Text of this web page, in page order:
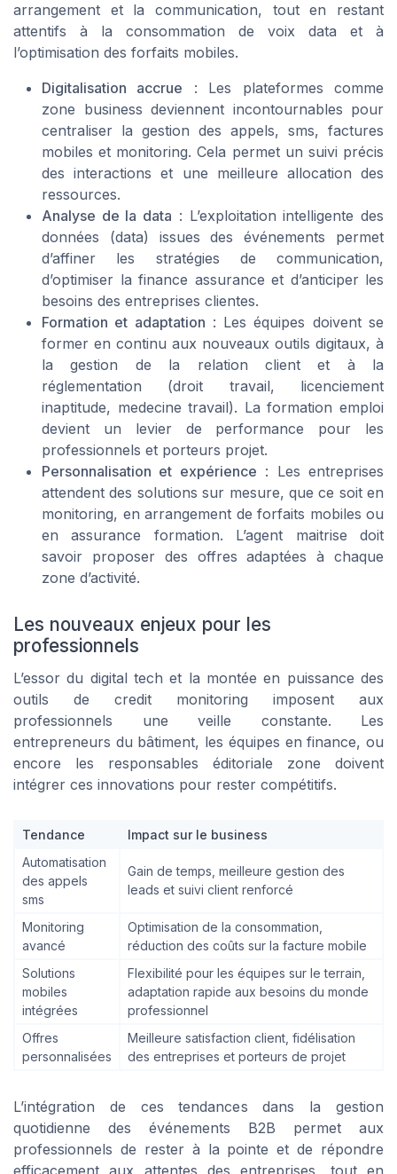
arrangement et la communication, tout en restant
attentifs à la consommation de voix data et à
l’optimisation des forfaits mobiles.
Digitalisation accrue : Les plateformes comme
zone business deviennent incontournables pour
centraliser la gestion des appels, sms, factures
mobiles et monitoring. Cela permet un suivi précis
des interactions et une meilleure allocation des
ressources.
Analyse de la data : L’exploitation intelligente des
données (data) issues des événements permet
d’affiner les stratégies de communication,
d’optimiser la finance assurance et d’anticiper les
besoins des entreprises clientes.
Formation et adaptation : Les équipes doivent se
former en continu aux nouveaux outils digitaux, à
la gestion de la relation client et à la
réglementation (droit travail, licenciement
inaptitude, medecine travail). La formation emploi
devient un levier de performance pour les
professionnels et porteurs projet.
Personnalisation et expérience : Les entreprises
attendent des solutions sur mesure, que ce soit en
monitoring, en arrangement de forfaits mobiles ou
en assurance formation. L’agent maitrise doit
savoir proposer des offres adaptées à chaque
zone d’activité.
Les nouveaux enjeux pour les
professionnels
L’essor du digital tech et la montée en puissance des
outils de credit monitoring imposent aux
professionnels une veille constante. Les
entrepreneurs du bâtiment, les équipes en finance, ou
encore les responsables éditoriale zone doivent
intégrer ces innovations pour rester compétitifs.
Tendance
Impact sur le business
Automatisation
des appels
sms
Gain de temps, meilleure gestion des
leads et suivi client renforcé
Monitoring
avancé
Optimisation de la consommation,
réduction des coûts sur la facture mobile
Solutions
mobiles
intégrées
Flexibilité pour les équipes sur le terrain,
adaptation rapide aux besoins du monde
professionnel
Offres
personnalisées
Meilleure satisfaction client, fidélisation
des entreprises et porteurs de projet
L’intégration de ces tendances dans la gestion
quotidienne des événements B2B permet aux
professionnels de rester à la pointe et de répondre